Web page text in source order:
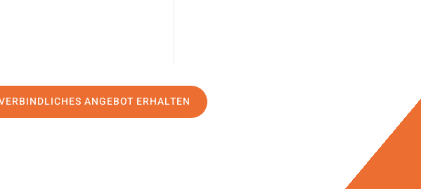
ANGEBOT ERHALTEN